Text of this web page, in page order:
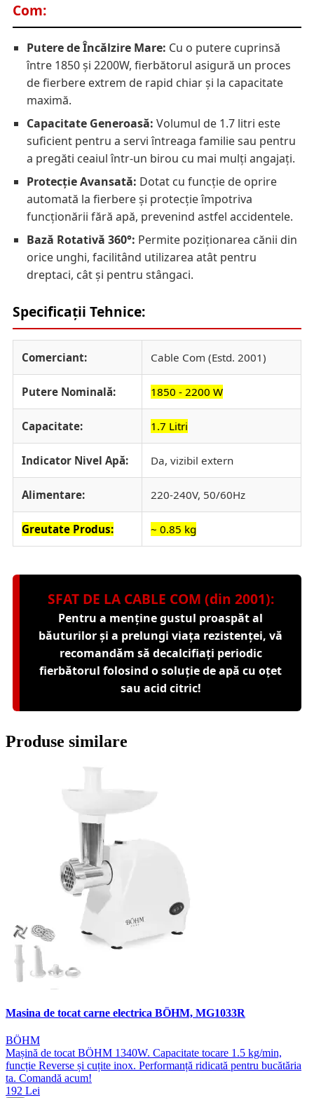
Com:
Putere de Încălzire Mare: Cu o putere cuprinsă
între 1850 și 2200W, fierbătorul asigură un proces
de fierbere extrem de rapid chiar și la capacitate
maximă.
Capacitate Generoasă: Volumul de 1.7 litri este
suficient pentru a servi întreaga familie sau pentru
a pregăti ceaiul într-un birou cu mai mulți angajați.
Protecție Avansată: Dotat cu funcție de oprire
automată la fierbere și protecție împotriva
funcționării fără apă, prevenind astfel accidentele.
Bază Rotativă 360°: Permite poziționarea cănii din
orice unghi, facilitând utilizarea atât pentru
dreptaci, cât și pentru stângaci.
Specificații Tehnice:
Comerciant: Cable Com (Estd. 2001)
Putere Nominală: 1850 - 2200 W
Capacitate: 1.7 Litri
Indicator Nivel Apă: Da, vizibil extern
Alimentare: 220-240V, 50/60Hz
Greutate Produs: ~ 0.85 kg
SFAT DE LA CABLE COM (din 2001):
Pentru a menține gustul proaspăt al
băuturilor și a prelungi viața rezistenței, vă
recomandăm să decalcifiați periodic
fierbătorul folosind o soluție de apă cu oțet
sau acid citric!
Produse similare
Masina de tocat carne electrica BÖHM, MG1033R
BÖHM
Mașină de tocat BÖHM 1340W. Capacitate tocare 1.5 kg/min,
funcție Reverse și cuțite inox. Performanță ridicată pentru bucătăria
ta. Comandă acum!
192 Lei